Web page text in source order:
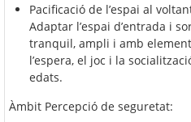
Pacificació de l’espai al
Adaptar l’espai d’entrada i
tranquil, ampli i amb
l’espera, el joc i la
edats.
Àmbit Percepció de seguretat: